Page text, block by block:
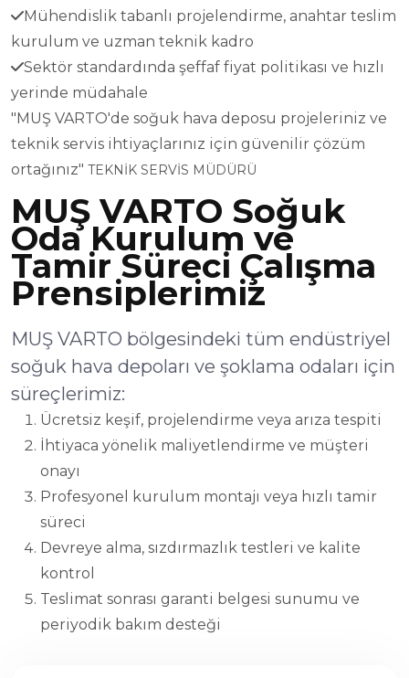
Mühendislik tabanlı projelendirme, anahtar teslim
kurulum ve uzman teknik kadro
Sektör standardında şeffaf fiyat politikası ve hızlı
yerinde müdahale
"MUŞ VARTO'de soğuk hava deposu projeleriniz ve
teknik servis ihtiyaçlarınız için güvenilir çözüm
ortağınız" TEKNİK SERVİS MÜDÜRÜ
MUŞ VARTO Soğuk
Oda Kurulum ve
Tamir Süreci Çalışma
Prensiplerimiz
MUŞ VARTO bölgesindeki tüm endüstriyel
soğuk hava depoları ve şoklama odaları için
süreçlerimiz:
Ücretsiz keşif, projelendirme veya arıza tespiti
İhtiyaca yönelik maliyetlendirme ve müşteri
onayı
Profesyonel kurulum montajı veya hızlı tamir
süreci
Devreye alma, sızdırmazlık testleri ve kalite
kontrol
Teslimat sonrası garanti belgesi sunumu ve
periyodik bakım desteği